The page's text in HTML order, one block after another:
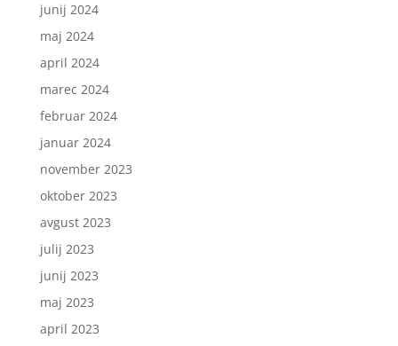
junij 2024
maj 2024
april 2024
marec 2024
februar 2024
januar 2024
november 2023
oktober 2023
avgust 2023
julij 2023
junij 2023
maj 2023
april 2023